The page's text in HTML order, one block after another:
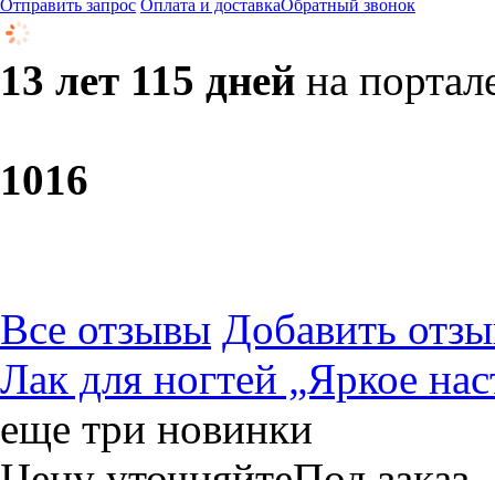
Отправить запрос Оплата и доставкаОбратный звонок
13 лет 115 дней на
1016
Все отзывы Добавить
Лак для ногтей „Яркое
еще три новинки